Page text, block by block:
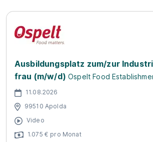
Ausbildungsplatz zum/zur
frau (m/w/d) Ospelt Food
11.08.2026
99510 Apolda
Video
1.075 € pro Monat